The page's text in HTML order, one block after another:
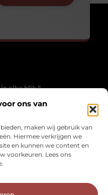
ons van
maken wij gebruik van
Hiermee verkrijgen we
en kunnen we content en
voorkeuren. Lees ons
elke blik “
kijken naar het gewone. Een
verwonderen en het